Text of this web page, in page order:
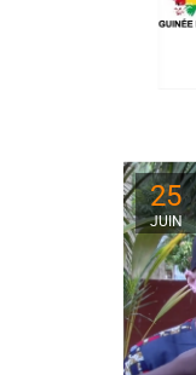
25
JUIN